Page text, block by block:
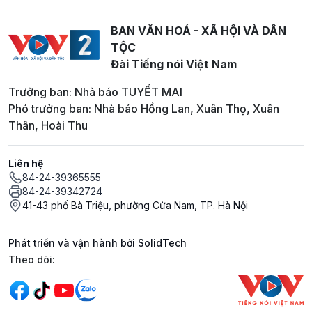
BAN VĂN HOÁ - XÃ HỘI VÀ DÂN
TỘC
Đài Tiếng nói Việt Nam
Trưởng ban: Nhà báo TUYẾT MAI
Phó trưởng ban: Nhà báo Hồng Lan, Xuân Thọ, Xuân
Thân, Hoài Thu
Liên hệ
84-24-39365555
84-24-39342724
41-43 phố Bà Triệu, phường Cửa Nam, TP. Hà Nội
Phát triển và vận hành bởi SolidTech
Mạng xã hội
Theo dõi: